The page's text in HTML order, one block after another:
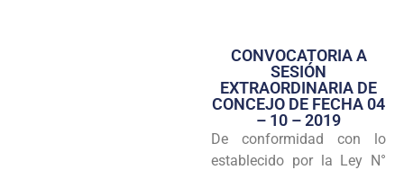
Transparencia
Seguridad
Programas
CONVOCATORIA A
SESIÓN
EXTRAORDINARIA DE
CONCEJO DE FECHA 04
– 10 – 2019
De conformidad con lo
establecido por la Ley N°